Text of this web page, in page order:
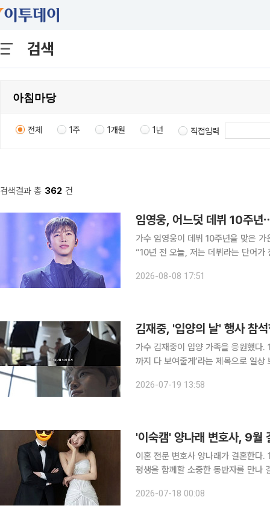
검색
전체 1주 1개월 1년 직접입력
검색결과 총 362 건
임영웅, 어느덧 데뷔 10주
가수 임영웅이 데뷔 10주년을 맞은 가운데 깊은 감사를
“10년 전 오늘, 저는 데뷔라는 단어가
저의 시작이었다”라며 “스스로 준비
2026-08-08 17:51
김재중, '입양의 날' 행사 참
가수 김재중이 입양 가족을 응원했다. 18일 김재중은 자신의 유튜브 채널을 통해 ‘휴가부터 스케줄
까지 다 보여줄게’라는 제목으로 일상 브이로그를 공개했다.
공개했는데 당당하게 이런 행사에 나
2026-07-19 13:58
'이숙캠' 양나래 변호사, 9월
이혼 전문 변호사 양나래가 결혼한다. 17일 양 변호사는 자신의 인스타그램을 통해 “다가오는 9월,
평생을 함께할 소중한 동반자를 만나 결혼하
방식까지 닮은 참 좋은 사람”이라며
2026-07-18 00:08